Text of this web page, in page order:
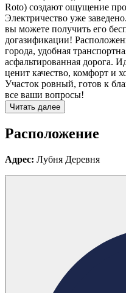
Roto) создают ощущение
Электричество уже
вы можете получить его
догазификации!
города, удобная
асфальтированная дорога.
ценит качество, комфорт и
Участок ровный, готов к
все ваши вопросы!
Читать далее
Расположение
Адрес: Лубня Деревня